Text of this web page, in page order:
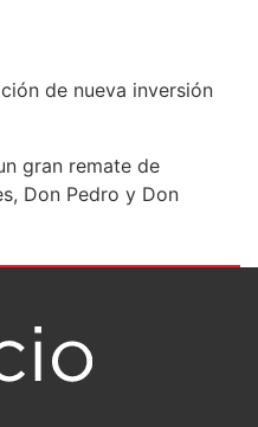
de nueva inversión
gran remate de
Don Pedro y Don